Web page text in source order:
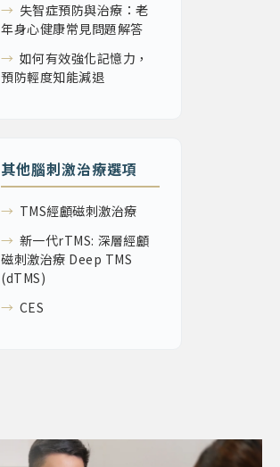
→ 失智症預防與治療：老
年身心健康常見問題解答
→ 如何有效強化記憶力，
預防輕度知能減退
其他腦刺激治療選項
→ TMS經顱磁刺激治療
→ 新一代rTMS: 深層經顱
磁刺激治療 Deep TMS
(dTMS)
→ CES